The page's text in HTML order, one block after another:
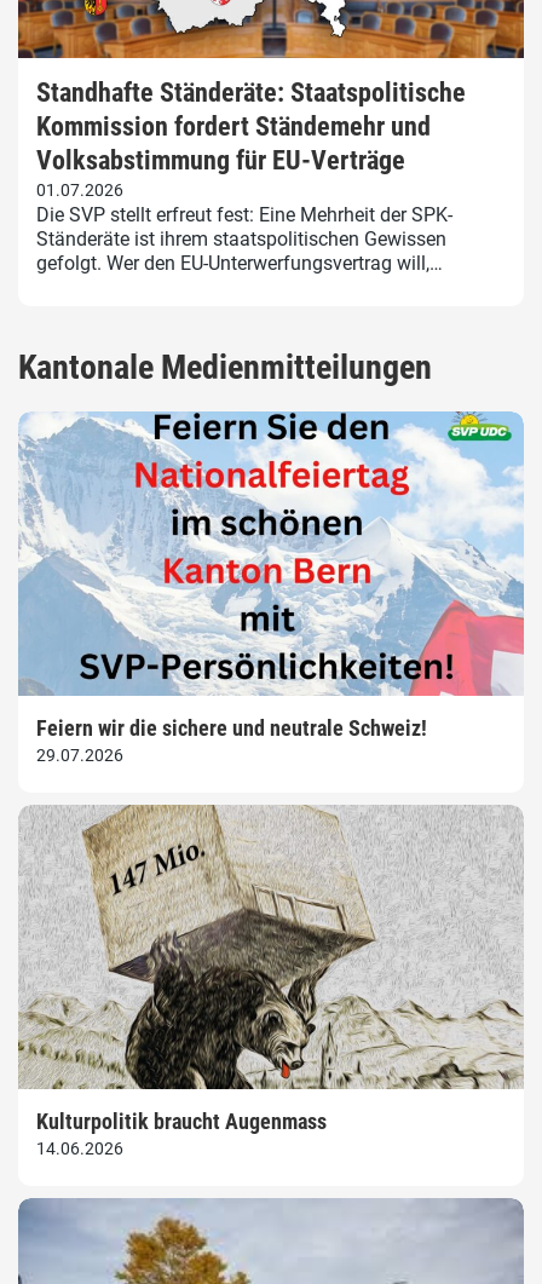
Standhafte Ständeräte: Staatspolitische
Kommission fordert Ständemehr und
Volksabstimmung für EU-Verträge
01.07.2026
Die SVP stellt erfreut fest: Eine Mehrheit der SPK-
Ständeräte ist ihrem staatspolitischen Gewissen
gefolgt. Wer den EU-Unterwerfungsvertrag will,…
Kantonale Medienmitteilungen
Feiern wir die sichere und neutrale Schweiz!
29.07.2026
Kulturpolitik braucht Augenmass
14.06.2026